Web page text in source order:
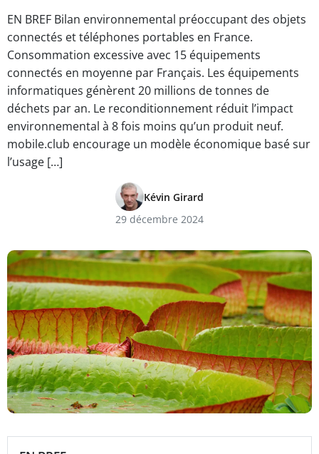
EN BREF Bilan environnemental préoccupant des objets
connectés et téléphones portables en France.
Consommation excessive avec 15 équipements
connectés en moyenne par Français. Les équipements
informatiques génèrent 20 millions de tonnes de
déchets par an. Le reconditionnement réduit l’impact
environnemental à 8 fois moins qu’un produit neuf.
mobile.club encourage un modèle économique basé sur
l’usage […]
Kévin Girard
29 décembre 2024